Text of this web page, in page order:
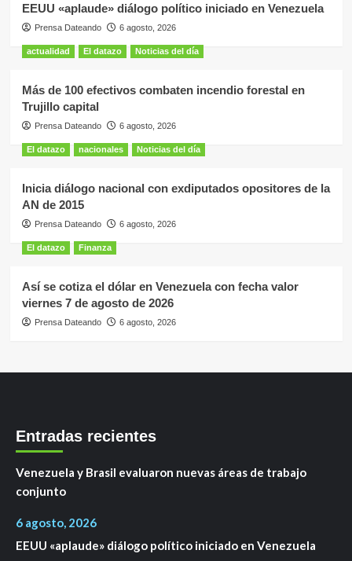
EEUU «aplaude» diálogo político iniciado en Venezuela
Prensa Dateando 6 agosto, 2026
actualidad El datazo Noticias del día
Más de 100 efectivos combaten incendio forestal en
Trujillo capital
Prensa Dateando 6 agosto, 2026
El datazo nacionales Noticias del día
Inicia diálogo nacional con exdiputados opositores de la
AN de 2015
Prensa Dateando 6 agosto, 2026
El datazo Finanza
Así se cotiza el dólar en Venezuela con fecha valor
viernes 7 de agosto de 2026
Prensa Dateando 6 agosto, 2026
Entradas recientes
Venezuela y Brasil evaluaron nuevas áreas de trabajo
conjunto
6 agosto, 2026
EEUU «aplaude» diálogo político iniciado en Venezuela